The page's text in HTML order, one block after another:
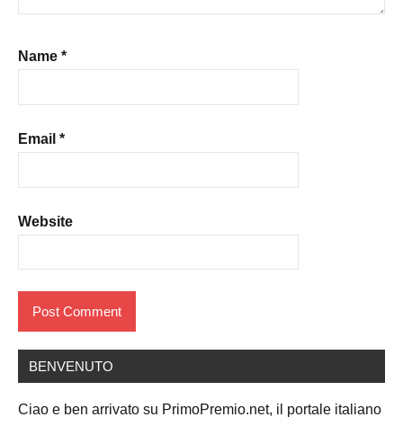
Name *
Email *
Website
BENVENUTO
Ciao e ben arrivato su PrimoPremio.net, il portale italiano